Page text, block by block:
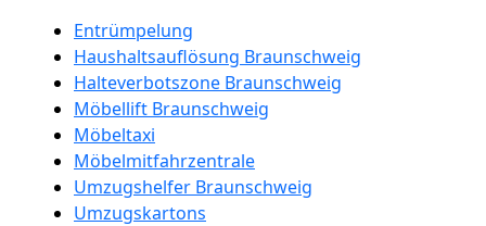
Entrümpelung
Haushaltsauflösung Braunschweig
Halteverbotszone Braunschweig
Möbellift Braunschweig
Möbeltaxi
Möbelmitfahrzentrale
Umzugshelfer Braunschweig
Umzugskartons